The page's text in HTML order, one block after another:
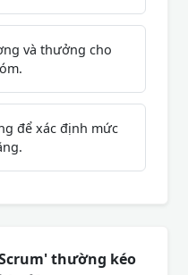
và thưởng cho
để xác định mức
thường kéo